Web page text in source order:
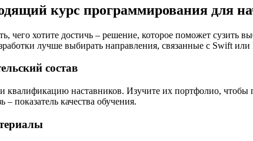
курс программирования для
чего хотите достичь – решение, которое поможет
лучше выбирать направления, связанные с Swift
состав
квалификацию наставников. Изучите их портфолио,
– показатель качества обучения.